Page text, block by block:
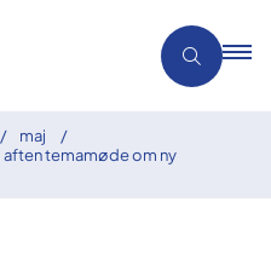
maj
temamøde om ny